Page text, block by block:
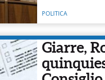
POLITICA
Giarre,